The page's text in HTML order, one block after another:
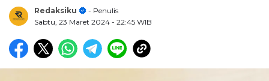
Redaksiku
- Penulis
Sabtu, 23 Maret 2024 - 22:45 WIB